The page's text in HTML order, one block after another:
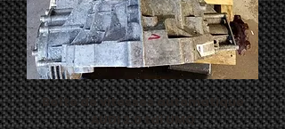
Boîte de vitesses automatique
AUDI 2.0 tdi UMQ